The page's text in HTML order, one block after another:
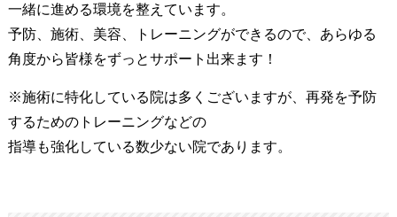
一緒に進める環境を整えています。
予防、施術、美容、トレーニングができるので、あらゆる
角度から皆様をずっとサポート出来ます！
※施術に特化している院は多くございますが、再発を予防
するためのトレーニングなどの
指導も強化している数少ない院であります。